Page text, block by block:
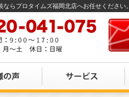
らプロタイムズ福岡北店へお任せください。